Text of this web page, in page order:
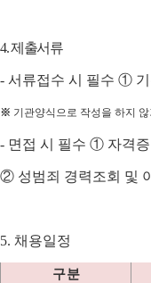
4.제출서류
- 서류접수 시 필수 ①
※ 기관양식으로 작성을 하지
- 면접 시 필수 ① 자격
② 성범죄 경력조회 및
5. 채용일정
구 분